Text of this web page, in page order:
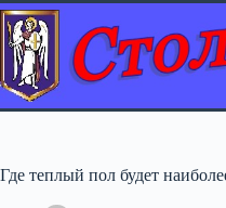
Перейти
до
вмісту
Где теплый пол будет